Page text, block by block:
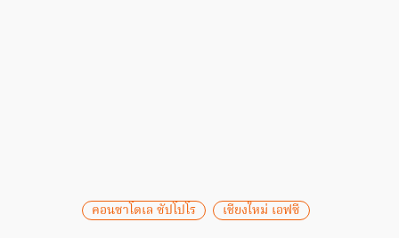
คอนซาโดเล ซัปโปโร เชียงใหม่ เอฟซี